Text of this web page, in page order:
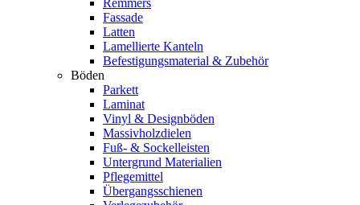
Remmers
Fassade
Latten
Lamellierte Kanteln
Befestigungsmaterial & Zubehör
Böden
Parkett
Laminat
Vinyl & Designböden
Massivholzdielen
Fuß- & Sockelleisten
Untergrund Materialien
Pflegemittel
Übergangsschienen